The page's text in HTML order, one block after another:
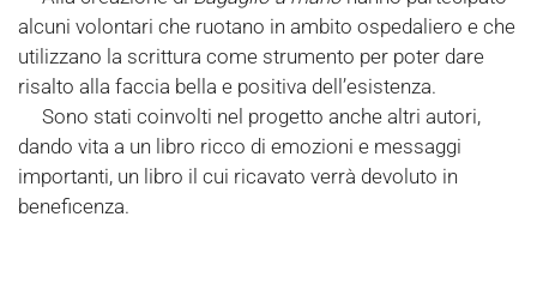
alcuni volontari che ruotano in ambito ospedaliero e che
utilizzano la scrittura come strumento per poter dare
risalto alla faccia bella e positiva dell’esistenza.
Sono stati coinvolti nel progetto anche altri autori,
dando vita a un libro ricco di emozioni e messaggi
importanti, un libro il cui ricavato verrà devoluto in
beneficenza.